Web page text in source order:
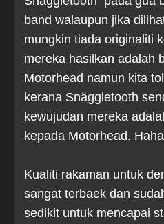
band walaupun jika
mungkin tiada originaliti
mereka hasilkan adalah
Motorhead namun kita
kerana Snäggletooth
kewujudan mereka
kepada Motorhead.
Kualiti rakaman untuk
sangat terbaek dan
sedikit untuk mencapai